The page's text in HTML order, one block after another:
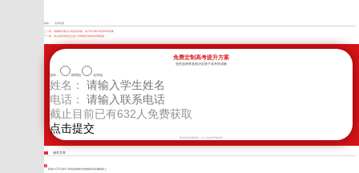
标签： 达州复读
上一篇： 成都家长最关心的复读问题，电子科大附中复读班有答案
下一篇：
凉山复读学校怎么选？本地家长的真实考量指南
免费定制高考提升方案
您的选择将直接决定孩子高考的成败
选科： 物理组 化学组
姓名：
电话：
截止目前已有632 人免费获取
新学高考郑重承诺，以上信息将严格保密
相关文章
复读10万可以吗？算清这笔账才知道钱该花在哪条路上